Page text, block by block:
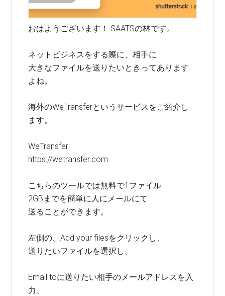
おはようございます！ SAATSの林です。
ネットビジネスをする際に、相手に
大きなファイルを送りたいときってあります
よね。
海外のWeTransferというサービスをご紹介し
ます。
WeTransfer
https://wetransfer.com
こちらのツールでは無料で1ファイル
2GBまでを簡単に人にメールにて
送ることができます。
左側の、Add your filesをクリックし、
送りたいファイルを選択し、
Email toに送りたい相手のメールアドレスを入
力、